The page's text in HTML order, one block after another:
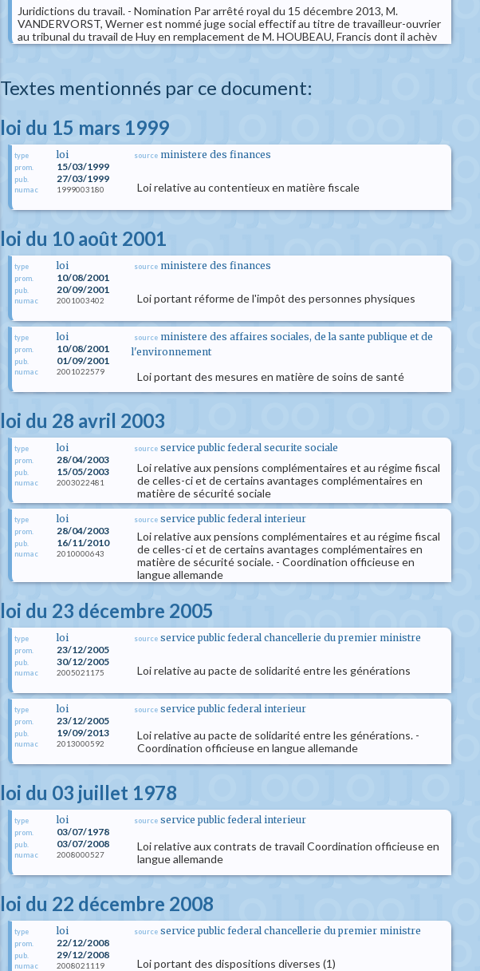
Juridictions du travail. - Nomination Par arrêté royal du 15 décembre 2013, M.
VANDERVORST, Werner est nommé juge social effectif au titre de travailleur-ouvrier
au tribunal du travail de Huy en remplacement de M. HOUBEAU, Francis dont il achèv
Textes mentionnés par ce document:
loi du 15 mars 1999
type loi
prom. 15/03/1999
pub. 27/03/1999
numac 1999003180
source ministere des finances
Loi relative au contentieux en matière fiscale
loi du 10 août 2001
type loi
prom. 10/08/2001
pub. 20/09/2001
numac 2001003402
source ministere des finances
Loi portant réforme de l'impôt des personnes physiques
type loi
prom. 10/08/2001
pub. 01/09/2001
numac 2001022579
source ministere des affaires sociales, de la sante publique et de
l'environnement
Loi portant des mesures en matière de soins de santé
loi du 28 avril 2003
type loi
prom. 28/04/2003
pub. 15/05/2003
numac 2003022481
source service public federal securite sociale
Loi relative aux pensions complémentaires et au régime fiscal
de celles-ci et de certains avantages complémentaires en
matière de sécurité sociale
type loi
prom. 28/04/2003
pub. 16/11/2010
numac 2010000643
source service public federal interieur
Loi relative aux pensions complémentaires et au régime fiscal
de celles-ci et de certains avantages complémentaires en
matière de sécurité sociale. - Coordination officieuse en
langue allemande
loi du 23 décembre 2005
type loi
prom. 23/12/2005
pub. 30/12/2005
numac 2005021175
source service public federal chancellerie du premier ministre
Loi relative au pacte de solidarité entre les générations
type loi
prom. 23/12/2005
pub. 19/09/2013
numac 2013000592
source service public federal interieur
Loi relative au pacte de solidarité entre les générations. -
Coordination officieuse en langue allemande
loi du 03 juillet 1978
type loi
prom. 03/07/1978
pub. 03/07/2008
numac 2008000527
source service public federal interieur
Loi relative aux contrats de travail Coordination officieuse en
langue allemande
loi du 22 décembre 2008
type loi
prom. 22/12/2008
pub. 29/12/2008
numac 2008021119
source service public federal chancellerie du premier ministre
Loi portant des dispositions diverses (1)